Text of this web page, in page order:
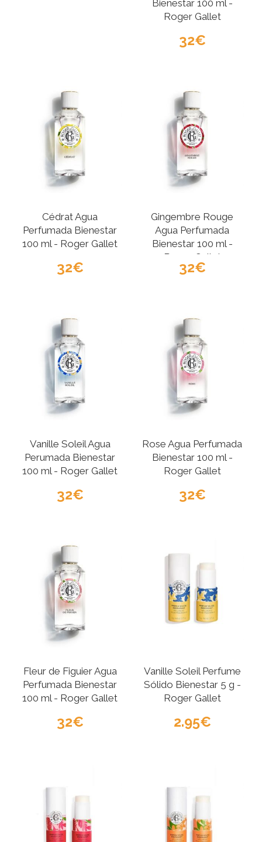
Bienestar 100 ml -
Roger Gallet
32
Cédrat Agua
Perfumada Bienestar
100 ml - Roger Gallet
32
Gingembre Rouge
Agua Perfumada
Bienestar 100 ml -
Roger Gallet
32
Vanille Soleil Agua
Perumada Bienestar
100 ml - Roger Gallet
32
Rose Agua Perfumada
Bienestar 100 ml -
Roger Gallet
32
Fleur de Figuier Agua
Perfumada Bienestar
100 ml - Roger Gallet
32
Vanille Soleil Perfume
Sólido Bienestar 5 g -
Roger Gallet
2.95